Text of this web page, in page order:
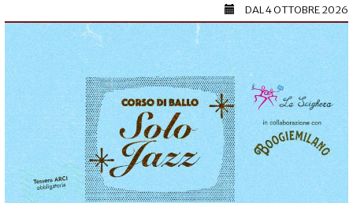
DAL4 OTTOBRE 2026